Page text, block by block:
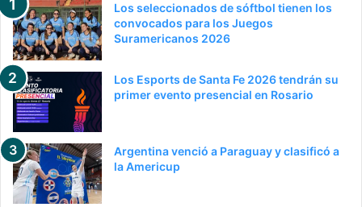
Los seleccionados de sóftbol tienen los
convocados para los Juegos
Suramericanos 2026
Los Esports de Santa Fe 2026 tendrán su
primer evento presencial en Rosario
Argentina venció a Paraguay y clasificó a
la Americup